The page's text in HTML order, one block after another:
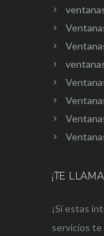
¡TE
¡Si estas
servicios te